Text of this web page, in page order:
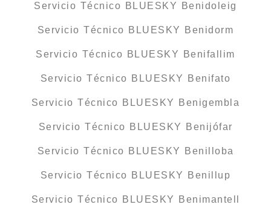
Servicio Técnico BLUESKY Benidoleig
Servicio Técnico BLUESKY Benidorm
Servicio Técnico BLUESKY Benifallim
Servicio Técnico BLUESKY Benifato
Servicio Técnico BLUESKY Benigembla
Servicio Técnico BLUESKY Benijófar
Servicio Técnico BLUESKY Benilloba
Servicio Técnico BLUESKY Benillup
Servicio Técnico BLUESKY Benimantell